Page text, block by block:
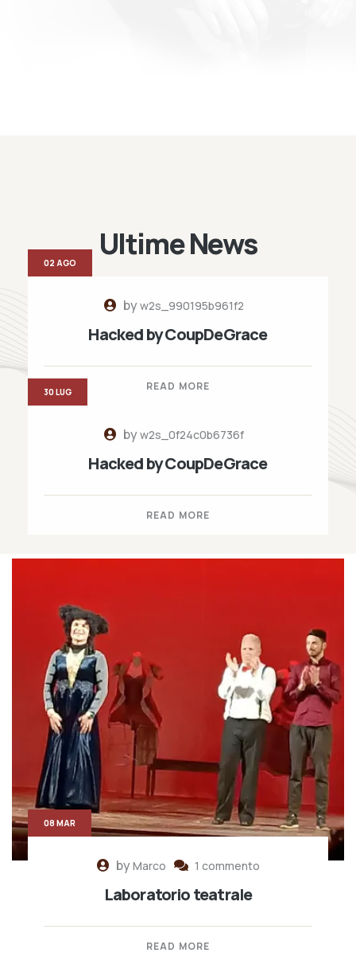
Ultime News
byw2s_990195b961f2
Hacked by CoupDeGrace
READ MORE
02 AGO
byw2s_0f24c0b6736f
Hacked by CoupDeGrace
READ MORE
30 LUG
byMarco 1 commento
Laboratorio teatrale
READ MORE
08 MAR